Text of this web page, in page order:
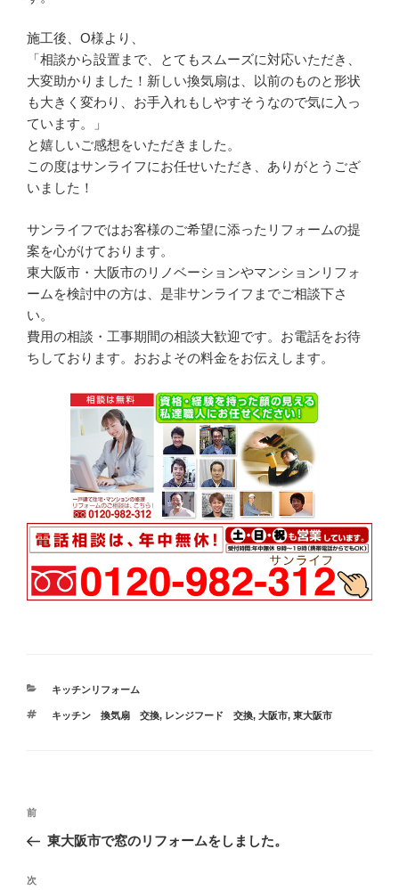
施工後、O様より、
「相談から設置まで、とてもスムーズに対応いただき、
大変助かりました！新しい換気扇は、以前のものと形状
も大きく変わり、お手入れもしやすそうなので気に入っ
ています。」
と嬉しいご感想をいただきました。
この度はサンライフにお任せいただき、ありがとうござ
いました！
サンライフではお客様のご希望に添ったリフォームの提
案を心がけております。
東大阪市・大阪市のリノベーションやマンションリフォ
ームを検討中の方は、是非サンライフまでご相談下さ
い。
費用の相談・工事期間の相談大歓迎です。お電話をお待
ちしております。おおよその料金をお伝えします。
カ
ゴ
キッチンリフォーム
タ
キッチン 換気扇 交換, レンジフード 交換, 大阪市, 東大阪市
投
ナ
ビ
過
去
投
前
東大阪市で窓のリフォームをしました。
次
次